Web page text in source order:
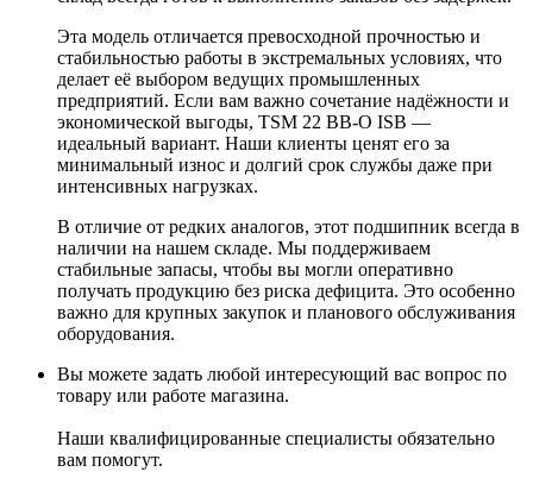
Эта модель отличается превосходной прочностью и
стабильностью работы в экстремальных условиях, что
делает её выбором ведущих промышленных
предприятий. Если вам важно сочетание надёжности и
экономической выгоды, TSM 22 BB-O ISB —
идеальный вариант. Наши клиенты ценят его за
минимальный износ и долгий срок службы даже при
интенсивных нагрузках.
В отличие от редких аналогов, этот подшипник всегда в
наличии на нашем складе. Мы поддерживаем
стабильные запасы, чтобы вы могли оперативно
получать продукцию без риска дефицита. Это особенно
важно для крупных закупок и планового обслуживания
оборудования.
Вы можете задать любой интересующий вас вопрос по
товару или работе магазина.
Наши квалифицированные специалисты обязательно
вам помогут.